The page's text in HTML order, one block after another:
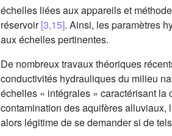
échelles liées aux appareils et
réservoir[3,15]. Ainsi, les paramètres
aux échelles pertinentes.
De nombreux travaux théoriques
conductivités hydrauliques du milieu
échelles « intégrales » caractérisant
contamination des aquifères alluviaux,
alors légitime de se demander si de